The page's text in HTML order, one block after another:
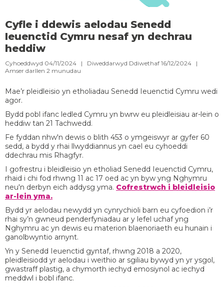
Cyfle i ddewis aelodau Senedd
Ieuenctid Cymru nesaf yn dechrau
heddiw
Cyhoeddwyd 04/11/2024 | Diweddarwyd Ddiwethaf 16/12/2024 |
Amser darllen 2 munudau
Mae’r pleidleisio yn etholiadau Senedd Ieuenctid Cymru wedi
agor.
Bydd pobl ifanc ledled Cymru yn bwrw eu pleidleisiau ar-lein o
heddiw tan 21 Tachwedd.
Fe fyddan nhw'n dewis o blith 453 o ymgeiswyr ar gyfer 60
sedd, a bydd y rhai llwyddiannus yn cael eu cyhoeddi
ddechrau mis Rhagfyr.
I gofrestru i bleidleisio yn etholiad Senedd Ieuenctid Cymru,
rhaid i chi fod rhwng 11 ac 17 oed ac yn byw yng Nghymru
neu'n derbyn eich addysg yma. Cofrestrwch i bleidleisio
ar-lein yma.
Bydd yr aelodau newydd yn cynrychioli barn eu cyfoedion i’r
rhai sy’n gwneud penderfyniadau ar y lefel uchaf yng
Nghymru ac yn dewis eu materion blaenoriaeth eu hunain i
ganolbwyntio arnynt.
Yn y Senedd Ieuenctid gyntaf, rhwng 2018 a 2020,
pleidleisiodd yr aelodau i weithio ar sgiliau bywyd yn yr ysgol,
gwastraff plastig, a chymorth iechyd emosiynol ac iechyd
meddwl i bobl ifanc.